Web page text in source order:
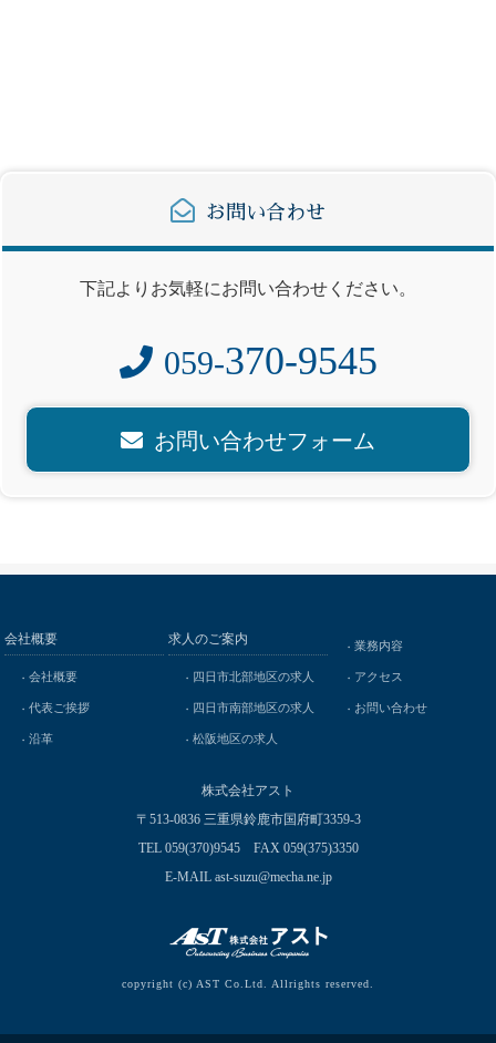
お問い合わせ
下記よりお気軽にお問い合わせください。
059-370-9545
お問い合わせフォーム
会社概要
会社概要
代表ご挨拶
沿革
求人のご案内
四日市北部地区の求人
四日市南部地区の求人
松阪地区の求人
業務内容
アクセス
お問い合わせ
株式会社アスト
〒513-0836 三重県鈴鹿市国府町3359-3
TEL 059(370)9545 FAX 059(375)3350
E-MAIL ast-suzu@mecha.ne.jp
copyright (c) AST Co.Ltd. Allrights reserved.